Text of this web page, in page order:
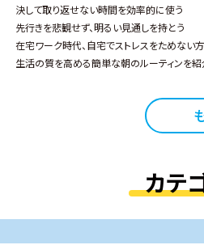
決して取り返せない時間を効率的に使う
先行きを悲観せず、明るい見通しを持とう
在宅ワーク時代、自宅でストレスをためない
生活の質を高める簡単な朝のルーティンを紹
カテ